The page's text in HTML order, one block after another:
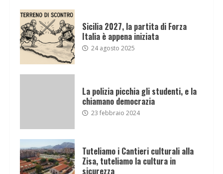
Sicilia 2027, la partita di Forza
Italia è appena iniziata
24 agosto 2025
La polizia picchia gli studenti, e la
chiamano democrazia
23 febbraio 2024
Tuteliamo i Cantieri culturali alla
Zisa, tuteliamo la cultura in
sicurezza